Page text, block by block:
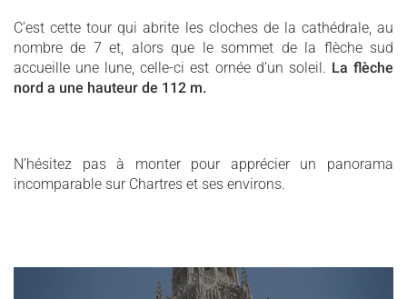
C’est cette tour qui abrite les cloches de la cathédrale, au
nombre de 7 et, alors que le sommet de la flèche sud
accueille une lune, celle-ci est ornée d’un soleil. La flèche
nord a une hauteur de 112 m.
N’hésitez pas à monter pour apprécier un panorama
incomparable sur Chartres et ses environs.